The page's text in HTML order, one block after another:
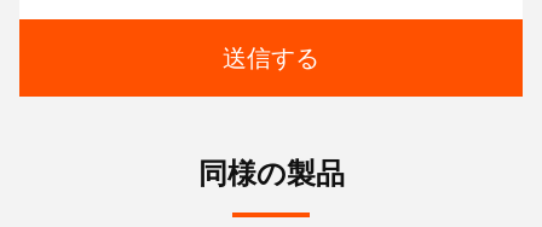
送信する
同様の製品